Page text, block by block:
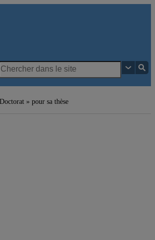
» pour sa thèse